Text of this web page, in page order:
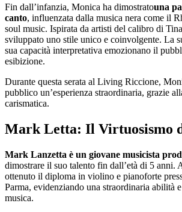
Fin dall’infanzia, Monica ha dimostratouna
canto, influenzata dalla musica nera come il
soul music. Ispirata da artisti del calibro di
sviluppato uno stile unico e coinvolgente. La
sua capacità interpretativa emozionano il
esibizione.
Durante questa serata al Living Riccione,
pubblico un’esperienza straordinaria, grazie
carismatica.
Mark Letta: Il Virtuosismo
Mark Lanzetta è un giovane musicista
dimostrare il suo talento fin dall’età di 5 anni.
ottenuto il diploma in violino e pianoforte
Parma, evidenziando una straordinaria abilità
musica.